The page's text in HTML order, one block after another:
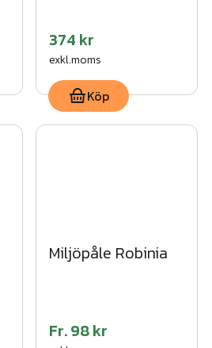
374 kr
exkl.moms
Köp
Miljöpåle Robinia
Fr.98 kr